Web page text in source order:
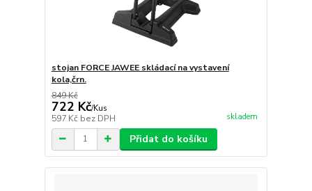
stojan FORCE JAWEE skládací na vystavení
kola,črn.
849 Kč
722 Kč/Kus
597 Kč bez DPH skladem
Přidat do košíku